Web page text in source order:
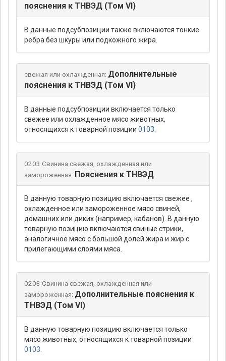
пояснения к ТНВЭД (Том VI)
В данные подсубпозиции также включаются тонкие
ребра без шкуры или подкожного жира.
свежая или охлажденная: Дополнительные
пояснения к ТНВЭД (Том VI)
В данные подсубпозиции включается только
свежее или охлажденное мясо животных,
относящихся к товарной позиции 0103
0203 Свинина свежая, охлажденная или
замороженная: Пояснения к ТНВЭД
В данную товарную позицию включается свежее ,
охлажденное или замороженное мясо свиней,
домашних или диких (например, кабанов). В данную
товарную позицию включаются свиные стрики,
аналогичное мясо с большой долей жира и жир с
прилегающими слоями мяса.
0203 Свинина свежая, охлажденная или
замороженная: Дополнительные пояснения к
ТНВЭД (Том VI)
В данную товарную позицию включается только
мясо животных, относящихся к товарной позиции
0103